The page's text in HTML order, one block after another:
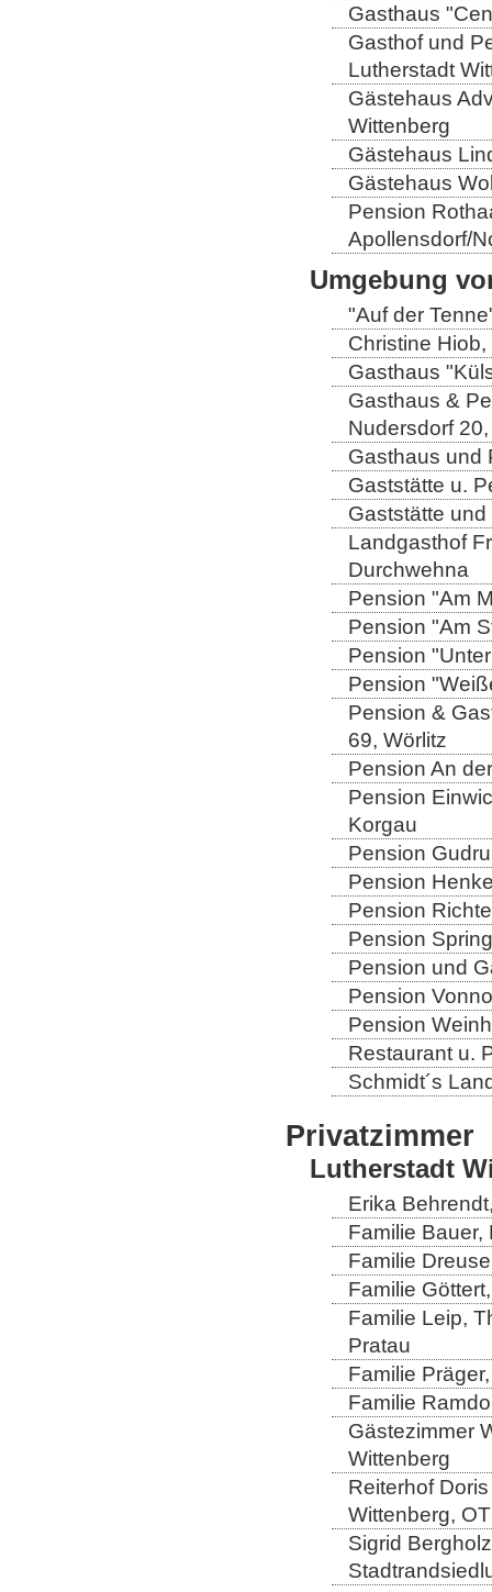
Gasthaus
Gasthof und
Lutherstadt
Gästehaus
Wittenberg
Gästehaus
Gästehaus
Pension
Apollensdorf/
Umgebung
"Auf der
Christine
Gasthaus
Gasthaus &
Nudersdorf
Gasthaus und
Gaststätte u.
Gaststätte
Landgasthof
Durchwehna
Pension "Am
Pension "Am
Pension
Pension
Pension &
69, Wörlitz
Pension An
Pension
Korgau
Pension
Pension
Pension
Pension
Pension und
Pension
Pension
Restaurant u.
Schmidt´s
Privatzimmer
Lutherstadt
Erika
Familie Bauer,
Familie
Familie
Familie Leip,
Pratau
Familie
Familie
Gästezimmer
Wittenberg
Reiterhof
Wittenberg,
Sigrid